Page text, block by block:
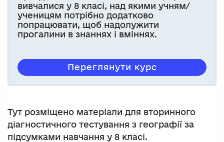
вивчалися у 8 класі, над якими учням/
ученицям потрібно додатково
попрацювати, щоб надолужити
прогалини в знаннях і вміннях.
Переглянути курс
Тут розміщено матеріали для вторинного
діагностичного тестування з географії за
підсумками навчання у 8 класі.